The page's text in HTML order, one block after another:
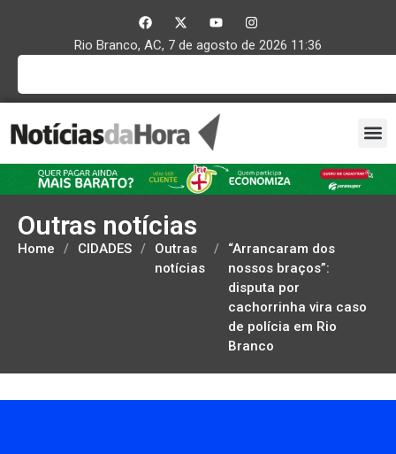
Rio Branco, AC, 7 de agosto de 2026 11:36
Outras notícias
Home / CIDADES /
Outras
notícias
/
“Arrancaram dos
nossos braços”:
disputa por
cachorrinha vira caso
de polícia em Rio
Branco